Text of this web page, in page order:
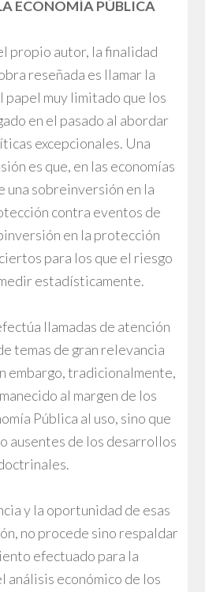
ECONOMÍA PÚBLICA
propio autor, la finalidad
reseñada es llamar la
papel muy limitado que los
en el pasado al abordar
excepcionales. Una
es que, en las economías
una sobreinversión en la
contra eventos de
en la protección
para los que el riesgo
estadísticamente.
llamadas de atención
temas de gran relevancia
embargo, tradicionalmente,
al margen de los
Pública al uso, sino que
ausentes de los desarrollos
y la oportunidad de esas
no procede sino respaldar
efectuado para la
análisis económico de los